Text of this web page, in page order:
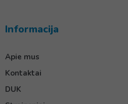
Informacija
Apie mus
Kontaktai
DUK